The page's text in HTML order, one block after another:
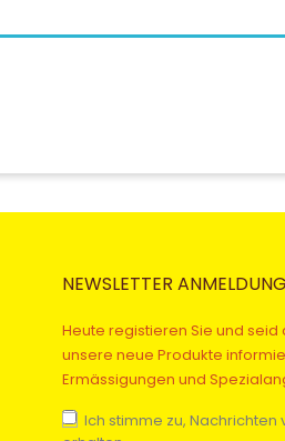
NEWSLETTER ANMELDUNG
Heute registieren Sie und seid
unsere neue Produkte
Ermässigungen und
Ich stimme zu, Nachrichten